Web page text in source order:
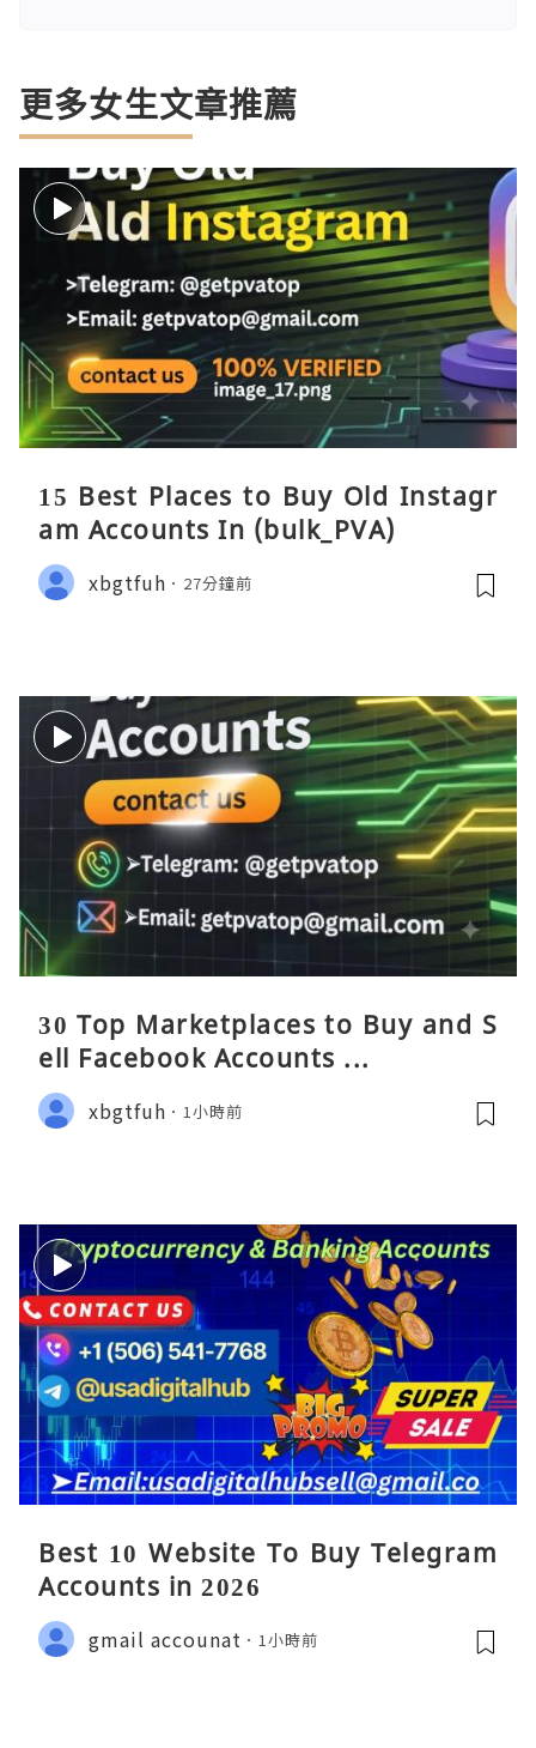
更多女生文章推薦
15 Best Places to Buy Old Instagr
am Accounts In (bulk_PVA)
xbgtfuh 27分鐘前
30 Top Marketplaces to Buy and S
ell Facebook Accounts ...
xbgtfuh 1小時前
Best 10 Website To Buy Telegram
Accounts in 2026
gmail accounat 1小時前